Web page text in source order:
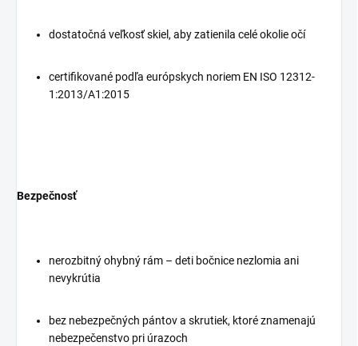
dostatočná veľkosť skiel, aby zatienila celé okolie očí
certifikované podľa európskych noriem EN ISO 12312-
1:2013/A1:2015
Bezpečnosť
nerozbitný ohybný rám – deti bočnice nezlomia ani
nevykrútia
bez nebezpečných pántov a skrutiek, ktoré znamenajú
nebezpečenstvo pri úrazoch